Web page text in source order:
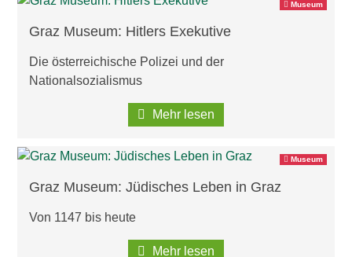
Museum
Graz Museum: Hitlers Exekutive
Die österreichische Polizei und der
Nationalsozialismus
Mehr lesen
Museum
Graz Museum: Jüdisches Leben in Graz
Von 1147 bis heute
Mehr lesen